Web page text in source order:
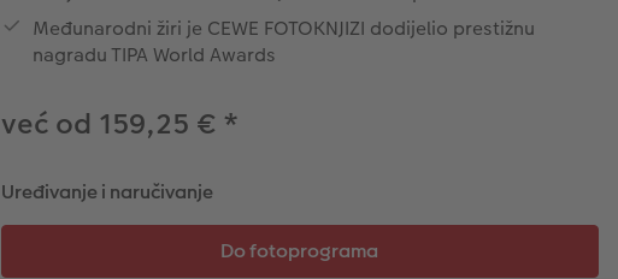
Međunarodni žiri je CEWE FOTOKNJIZI dodijelio prestižnu
nagradu TIPA World Awards
već od 159,25 € *
Uređivanje i naručivanje